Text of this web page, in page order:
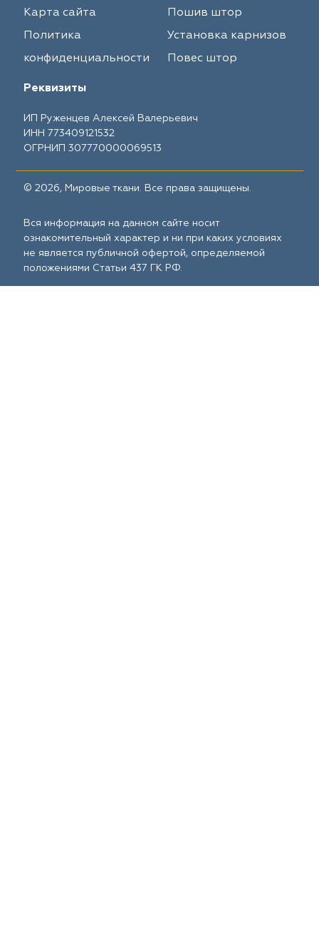
Карта сайта
Политика
конфиденциальности
Пошив штор
Установка карнизов
Повес штор
Реквизиты
ИП Руженцев Алексей Валерьевич
ИНН 773409121532
ОГРНИП 307770000069513
© 2026, Мировые ткани. Все права защищены.
Вся информация на данном сайте носит
ознакомительный характер и ни при каких условиях
не является публичной офертой, определяемой
положениями Статьи 437 ГК РФ.